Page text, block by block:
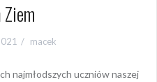
macek
najmłodszych uczniów naszej